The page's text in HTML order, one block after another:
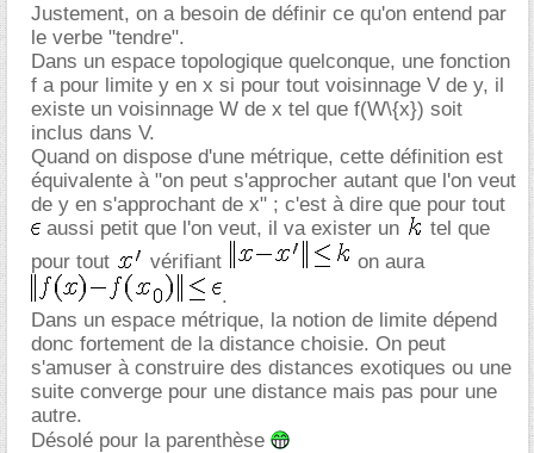
Justement, on a besoin de définir ce qu'on entend par
le verbe "tendre".
Dans un espace topologique quelconque, une fonction
f a pour limite y en x si pour tout voisinnage V de y, il
existe un voisinnage W de x tel que f(W\{x}) soit
inclus dans V.
Quand on dispose d'une métrique, cette définition est
équivalente à "on peut s'approcher autant que l'on veut
de y en s'approchant de x" ; c'est à dire que pour tout
aussi petit que l'on veut, il va exister un
tel que
pour tout
vérifiant
on aura
.
Dans un espace métrique, la notion de limite dépend
donc fortement de la distance choisie. On peut
s'amuser à construire des distances exotiques ou une
suite converge pour une distance mais pas pour une
autre.
Désolé pour la parenthèse